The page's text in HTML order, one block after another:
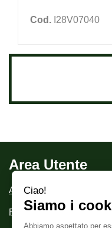
Cod. I28V07040
Area Utente
Area utente
Registrati